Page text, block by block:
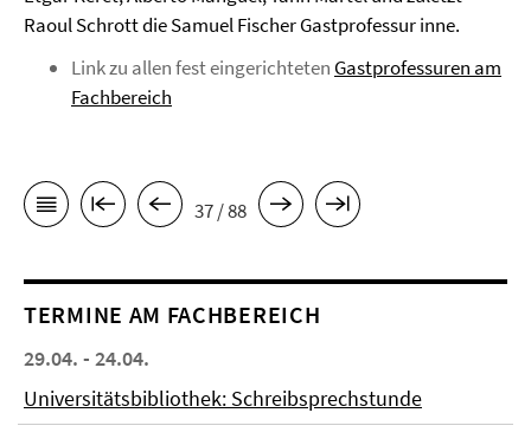
Raoul Schrott die Samuel Fischer Gastprofessur inne.
Link zu allen fest eingerichteten Gastprofessuren am
Fachbereich
37 / 88
TERMINE AM FACHBEREICH
29.04. - 24.04.
Universitätsbibliothek: Schreibsprechstunde